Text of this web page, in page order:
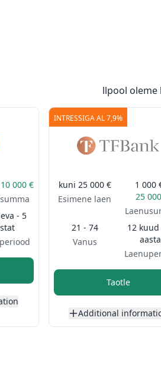
llpool oleme
10 000 €
- 5
INTRESSIGA AL 7,9%
kuni 25 000 €
Esimene laen
1 000
25
21 - 74
Vanus
12
Taotle
Additional